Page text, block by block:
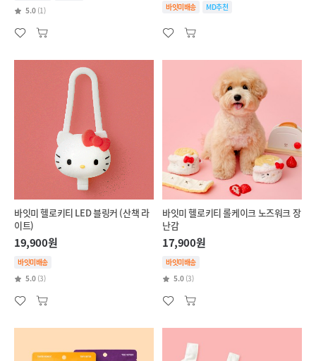
5.0 (1) 바잇미배송 MD추천
바잇미 헬로키티 LED 블링커 (산책 라
이트)
19,900원
바잇미배송
5.0 (3)
바잇미 헬로키티 롤케이크 노즈워크 장
난감
17,900원
바잇미배송
5.0 (3)